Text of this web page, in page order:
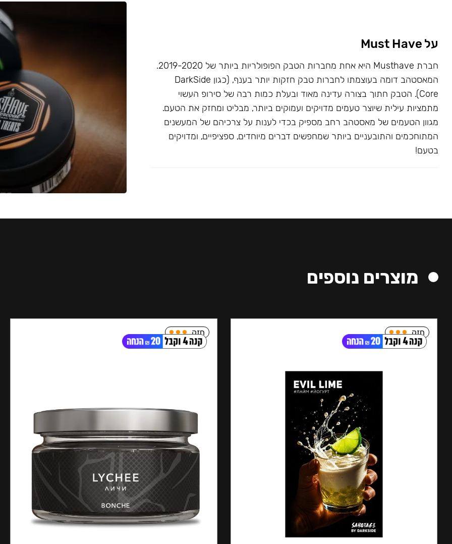
על Must Have
חברת Musthave היא אחת מחברות הטבק הפופולריות ביותר של 2019-2020.
המאסטהב דומה בעוצמתו לחברות טבק חזקות יותר בענף, (כגון DarkSide
Core). הטבק חתוך בצורה עדינה מאוד ובעלת כמות רבה של סירופ העשוי
מתמציות עילית שיוצר טעמים מדויקים ועמוקים ביותר, מבליט ומחזק את הטעם.
מגוון הטעמים של מאסטהב רחב מספיק בכדי לענות על צרכיהם של המעשנים
המתוחכמים והתובעניים ביותר שמחפשים דברים מיוחדים, ספציפיים, ומדויקים
בטעם!
מוצרים נוספים
חזק חזק